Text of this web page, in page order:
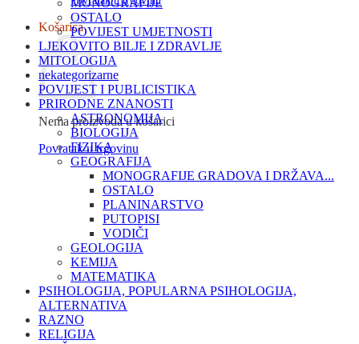
Košarica
Nema proizvoda u košarici
Povratak u trgovinu
MONOGRAFIJE
OSTALO
POVIJEST UMJETNOSTI
LJEKOVITO BILJE I ZDRAVLJE
MITOLOGIJA
nekategorizarne
POVIJEST I PUBLICISTIKA
PRIRODNE ZNANOSTI
ASTRONOMIJA
BIOLOGIJA
FIZIKA
GEOGRAFIJA
MONOGRAFIJE GRADOVA I DRŽAVA...
OSTALO
PLANINARSTVO
PUTOPISI
VODIČI
GEOLOGIJA
KEMIJA
MATEMATIKA
PSIHOLOGIJA, POPULARNA PSIHOLOGIJA,
ALTERNATIVA
RAZNO
RELIGIJA